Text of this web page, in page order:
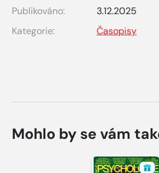
Publikováno:
3.12.2025
Kategorie:
Časopisy
Mohlo by se vám